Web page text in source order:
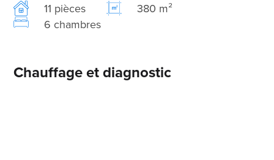
11 pièces
380 m²
6 chambres
Chauffage et diagnostic